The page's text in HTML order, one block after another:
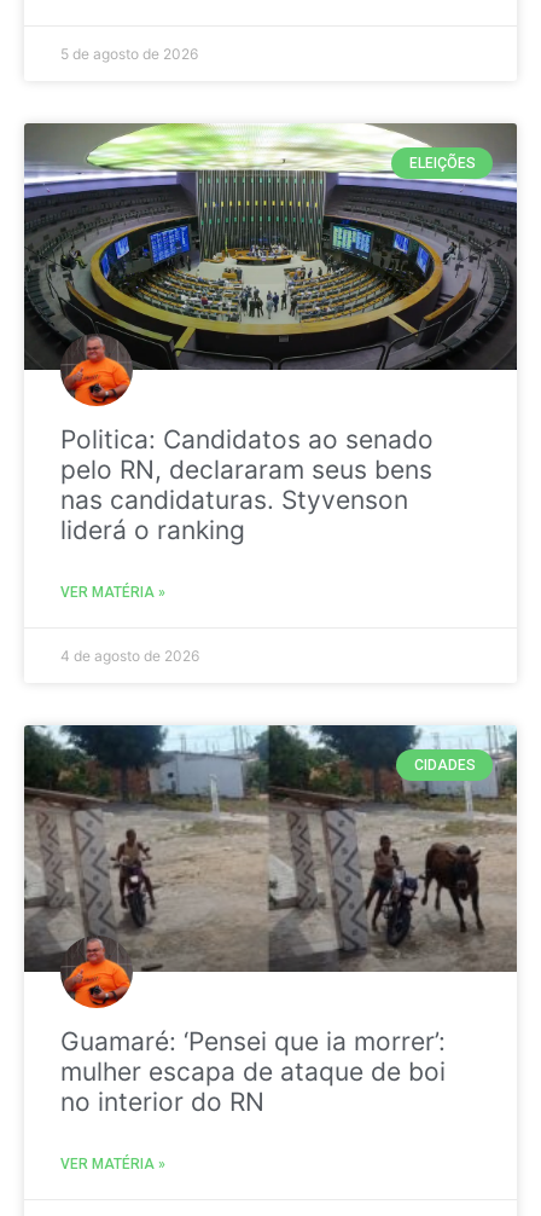
5 de agosto de 2026
ELEIÇÕES
Politica: Candidatos ao senado
pelo RN, declararam seus bens
nas candidaturas. Styvenson
liderá o ranking
VER MATÉRIA »
4 de agosto de 2026
CIDADES
Guamaré: ‘Pensei que ia morrer’:
mulher escapa de ataque de boi
no interior do RN
VER MATÉRIA »